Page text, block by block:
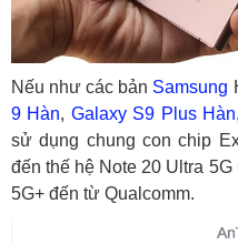
Nếu như các bản Samsung
9 Hàn, Galaxy S9 Plus Hàn,
sử dụng chung con chip
đến thế hệ Note 20 Ultra 5G
5G+ đến từ Qualcomm.